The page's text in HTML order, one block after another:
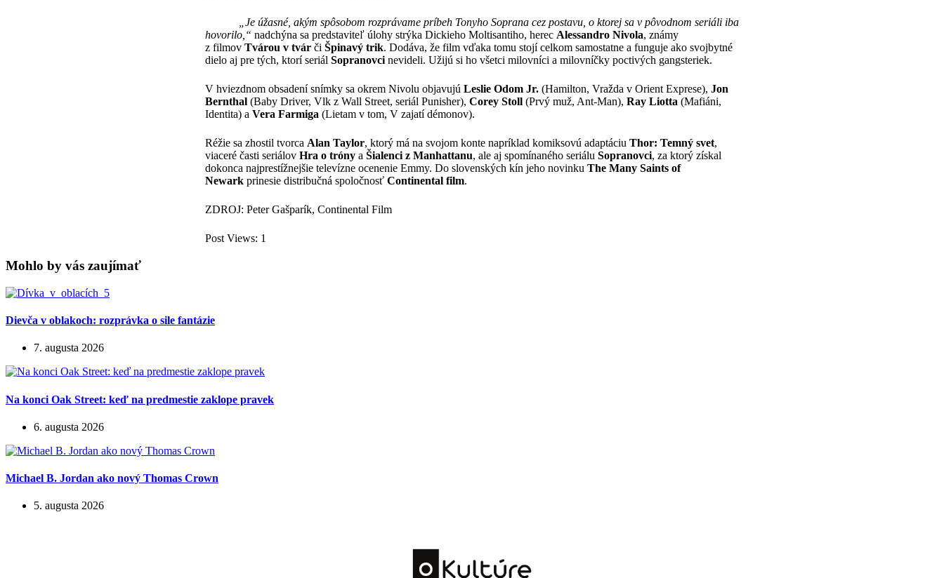
„Je úžasné, akým spôsobom rozprávame príbeh Tonyho Soprana cez postavu, o ktorej sa v pôvodnom seriáli iba
hovorilo,“ nadchýna sa predstaviteľ úlohy strýka Dickieho Moltisantiho, herec Alessandro Nivola, známy
z filmov Tvárou v tvár či Špinavý trik. Dodáva, že film vďaka tomu stojí celkom samostatne a funguje ako svojbytné
dielo aj pre tých, ktorí seriál Sopranovci nevideli. Užijú si ho všetci milovníci a milovníčky poctivých gangsteriek.
V hviezdnom obsadení snímky sa okrem Nivolu objavujú Leslie Odom Jr. (Hamilton, Vražda v Orient Exprese), Jon
Bernthal (Baby Driver, Vlk z Wall Street, seriál Punisher), Corey Stoll (Prvý muž, Ant-Man), Ray Liotta (Mafiáni,
Identita) a Vera Farmiga (Lietam v tom, V zajatí démonov).
Réžie sa zhostil tvorca Alan Taylor, ktorý má na svojom konte napríklad komiksovú adaptáciu Thor: Temný svet,
viaceré časti seriálov Hra o tróny a Šialenci z Manhattanu, ale aj spomínaného seriálu Sopranovci, za ktorý získal
dokonca najprestížnejšie televízne ocenenie Emmy. Do slovenských kín jeho novinku The Many Saints of
Newark prinesie distribučná spoločnosť Continental film.
ZDROJ: Peter Gašparík, Continental Film
Post Views: 1
Mohlo by vás zaujímať
Dievča v oblakoch: rozprávka o sile fantázie
7. augusta 2026
Na konci Oak Street: keď na predmestie zaklope pravek
6. augusta 2026
Michael B. Jordan ako nový Thomas Crown
5. augusta 2026